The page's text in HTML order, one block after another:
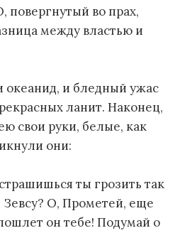
повергнутый во прах,
между властью и
океанид, и бледный ужас
ланит. Наконец,
свои руки, белые, как
они:
ты грозить так
О, Прометей, еще
он тебе! Подумай о